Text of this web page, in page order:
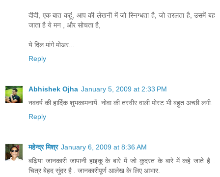
दीदी, एक बात कहूं, आप की लेखनी में जो स्निग्धता है, जो तरलता है, उसमें बह
जाता है ये मन , और सोचता है,
ये दिल मांगे मोअर...
Reply
Abhishek Ojha January 5, 2009 at 2:33 PM
नववर्ष की हार्दिक शुभकामनायें. नोवा की तस्वीर वाली पोस्ट भी बहुत अच्छी लगी.
Reply
महेन्द्र मिश्र January 6, 2009 at 8:36 AM
बढ़िया जानकारी जापानी हाइकू के बारे में जो कुदरत के बारे में कहे जाते है .
चित्र बेहद सुंदर है . जानकारीपूर्ण आलेख के लिए आभार.